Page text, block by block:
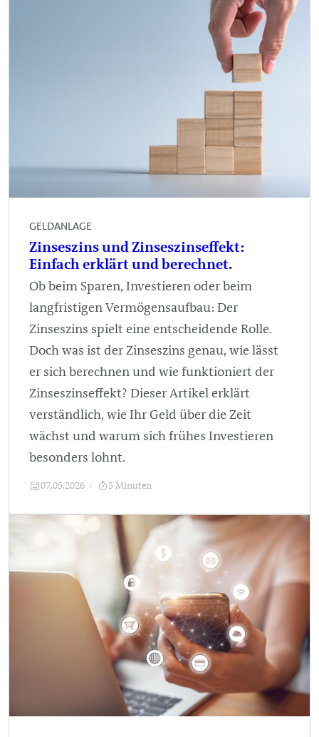
GELDANLAGE
Zinseszins und Zinseszinseffekt:
Einfach erklärt und berechnet.
Ob beim Sparen, Investieren oder beim
langfristigen Vermögensaufbau: Der
Zinseszins spielt eine entscheidende Rolle.
Doch was ist der Zinseszins genau, wie lässt
er sich berechnen und wie funktioniert der
Zinseszinseffekt? Dieser Artikel erklärt
verständlich, wie Ihr Geld über die Zeit
wächst und warum sich frühes Investieren
besonders lohnt.
07.05.2026 5 Minuten